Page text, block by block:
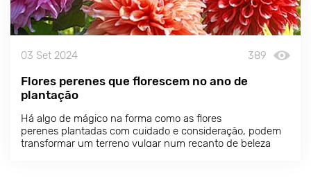
03 Set 2024 389
Flores perenes que florescem no ano de
plantação
Há algo de mágico na forma como as flores
perenes plantadas com cuidado e consideração, podem
transformar um terreno vulgar num recanto de beleza